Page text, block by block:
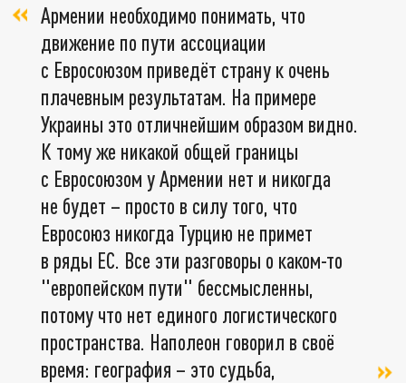
Армении необходимо понимать, что
движение по пути ассоциации
с Евросоюзом приведёт страну к очень
плачевным результатам. На примере
Украины это отличнейшим образом видно.
К тому же никакой общей границы
с Евросоюзом у Армении нет и никогда
не будет – просто в силу того, что
Евросоюз никогда Турцию не примет
в ряды ЕС. Все эти разговоры о каком-то
"европейском пути" бессмысленны,
потому что нет единого логистического
пространства. Наполеон говорил в своё
время: география – это судьба,